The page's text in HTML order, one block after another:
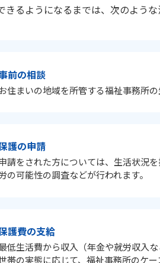
るようになるまでは、次のような
前の相談
お住まいの地域を所管する福祉事務所
護の申請
請をされた方については、生活状況
の可能性の調査などが行われます。
護費の支給
低生活費から収入（年金や就労収入
帯の実態に応じて、福祉事務所のケ